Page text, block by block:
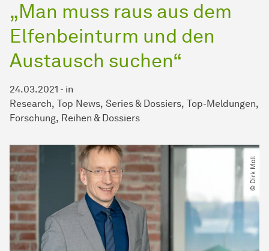
„Man muss raus aus dem
Elfenbeinturm und den
Austausch suchen“
24.03.2021 - in
Research Top News Series & Dossiers Top-Meldungen
Forschung Reihen & Dossiers
© Dirk Moll